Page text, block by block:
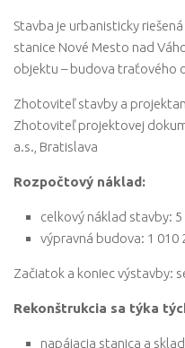
Stavba je urbanisticky
stanice Nové Mesto nad
objektu – budova traťového
Zhotoviteľ stavby a
Zhotoviteľ projektovej
a.s., Bratislava
Rozpočtový náklad:
celkový náklad stavby: 5
výpravná budova: 1 010
Začiatok a koniec výstavby:
Rekonštrukcia sa týka
napájacia stanica a